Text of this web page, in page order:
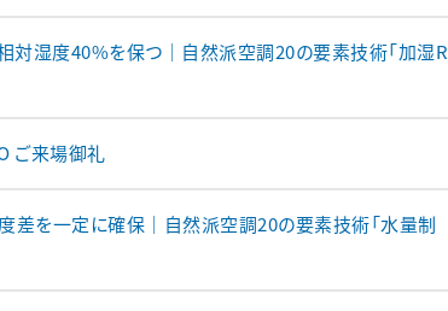
対湿度40%を保つ｜自然派空調20の要素技術「加湿R
ご来場御礼
差を一定に確保｜自然派空調20の要素技術「水量制